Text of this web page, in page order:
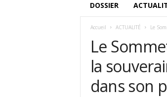
DOSSIER
Accueil ACTUALITÉ Le
Le
la
dans son